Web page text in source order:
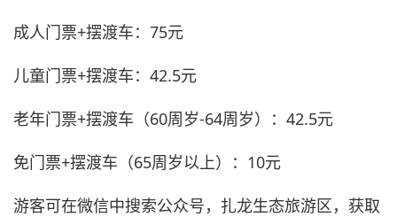
成人门票+摆渡车：75元
儿童门票+摆渡车：42.5元
老年门票+摆渡车（60周岁-64周岁）：42.5元
免门票+摆渡车（65周岁以上）：10元
游客可在微信中搜索公众号，扎龙生态旅游区，获取